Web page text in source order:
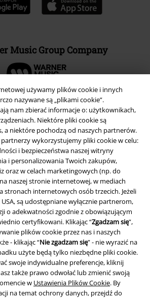
używamy plików cookie i innych
nazywane są „plikami cookie”.
nam zbierać informacje o: użytkownikach,
Niektóre pliki cookie są
a niektóre pochodzą od naszych partnerów.
wykorzystujemy pliki cookie w celu:
i bezpieczeństwa naszej witryny
i personalizowania Twoich zakupów,
oraz w celach marketingowych (np. do
naszej stronie internetowej, w mediach
stronach internetowych osób trzecich. Jeżeli
są udostępniane wyłącznie partnerom,
o adekwatności zgodnie z obowiązującym
certyfikowani. Klikając “Zgadzam się”,
plików cookie przez nas i naszych
- klikając “Nie zgadzam się” - nie wyrazić na
użyte będą tylko niezbędne pliki cookie.
swoje indywidualne preferencje, kliknij
także prawo odwołać lub zmienić swoją
w Ustawienia Plików Cookie. By
na temat ochrony danych, przejdź do
Music Group Company
i ochrona środowiska